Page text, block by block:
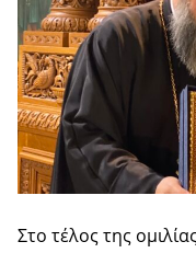
Στο τέλος της